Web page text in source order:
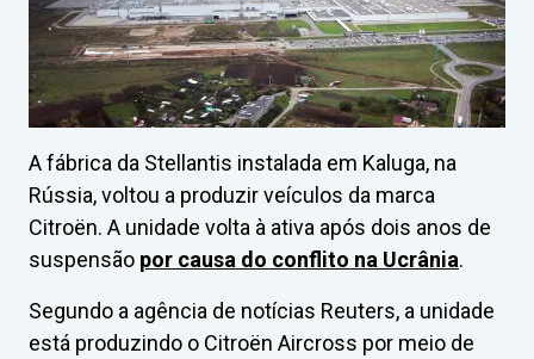
A fábrica da Stellantis instalada em Kaluga, na
Rússia, voltou a produzir veículos da marca
Citroën. A unidade volta à ativa após dois anos de
suspensão por causa do conflito na Ucrânia.
Segundo a agência de notícias Reuters, a unidade
está produzindo o Citroën Aircross por meio de